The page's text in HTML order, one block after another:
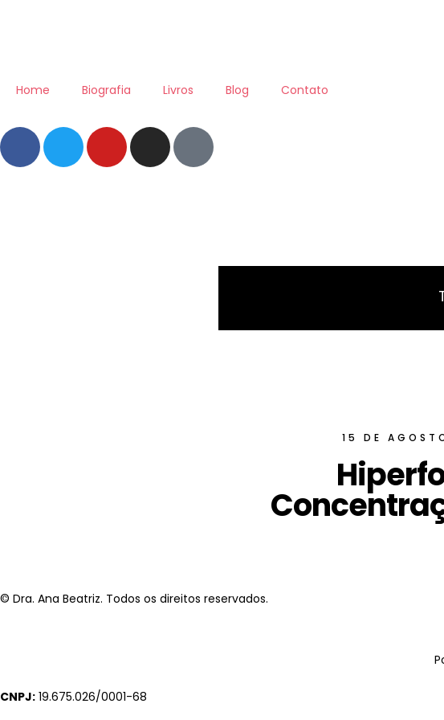
Home Biografia Livros Blog Contato
15 DE
© Dra. Ana Beatriz. Todos os direitos reservados.
CNPJ: 19.675.026/0001-68